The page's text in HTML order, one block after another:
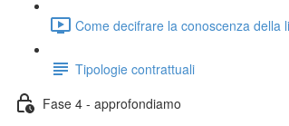
Come decifrare la conoscenza della
Tipologie contrattuali
Fase 4 - approfondiamo